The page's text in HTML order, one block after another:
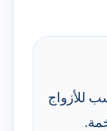
للأزواج